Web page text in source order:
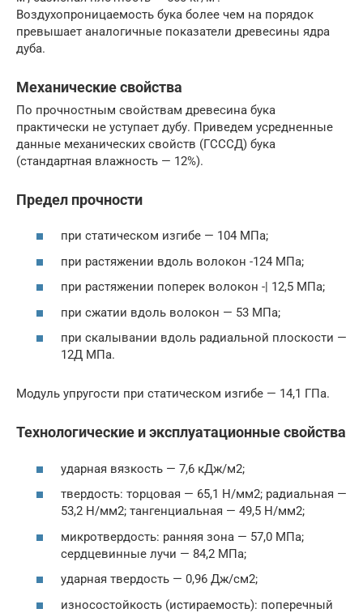
Воздухопроницаемость бука более чем на порядок
превышает аналогичные показатели древесины ядра
дуба.
Механические свойства
По прочностным свойствам древесина бука
практически не уступает дубу. Приведем усредненные
данные механических свойств (ГСССД) бука
(стандартная влажность — 12%).
Предел прочности
при статическом изгибе — 104 МПа;
при растяжении вдоль волокон -124 МПа;
при растяжении поперек волокон -| 12,5 МПа;
при сжатии вдоль волокон — 53 МПа;
при скалывании вдоль радиальной плоскости —
12Д МПа.
Модуль упругости при статическом изгибе — 14,1 ГПа.
Технологические и эксплуатационные свойства
ударная вязкость — 7,6 кДж/м2;
твердость: торцовая — 65,1 Н/мм2; радиальная —
53,2 Н/мм2; тангенциальная — 49,5 Н/мм2;
микротвердость: ранняя зона — 57,0 МПа;
сердцевинные лучи — 84,2 МПа;
ударная твердость — 0,96 Дж/см2;
износостойкость (истираемость): поперечный